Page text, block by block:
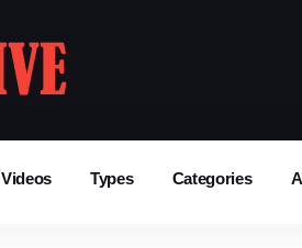
Videos Types Categories